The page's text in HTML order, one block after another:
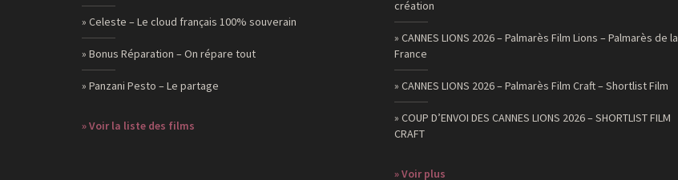
» Celeste – Le cloud français 100% souverain
» Bonus Réparation – On répare tout
» Panzani Pesto – Le partage
» Voir la liste des films
création
» CANNES LIONS 2026 – Palmarès Film Lions – Palmarès de la
France
» CANNES LIONS 2026 – Palmarès Film Craft – Shortlist Film
» COUP D’ENVOI DES CANNES LIONS 2026 – SHORTLIST FILM
CRAFT
» Voir plus